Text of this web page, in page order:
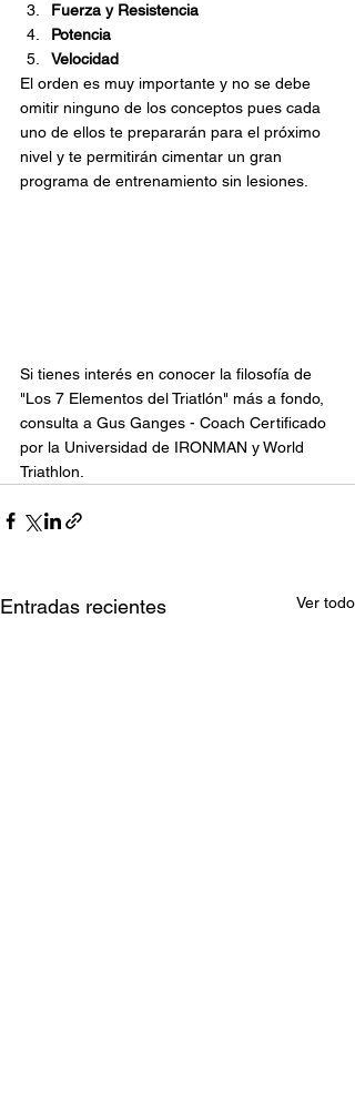
Fuerza y Resistencia
Potencia
Velocidad
El orden es muy importante y no se debe
omitir ninguno de los conceptos pues cada
uno de ellos te prepararán para el próximo
nivel y te permitirán cimentar un gran
programa de entrenamiento sin lesiones.
Si tienes interés en conocer la filosofía de
"Los 7 Elementos del Triatlón" más a fondo,
consulta a Gus Ganges - Coach Certificado
por la Universidad de IRONMAN y World
Triathlon.
Entradas recientes Ver todo